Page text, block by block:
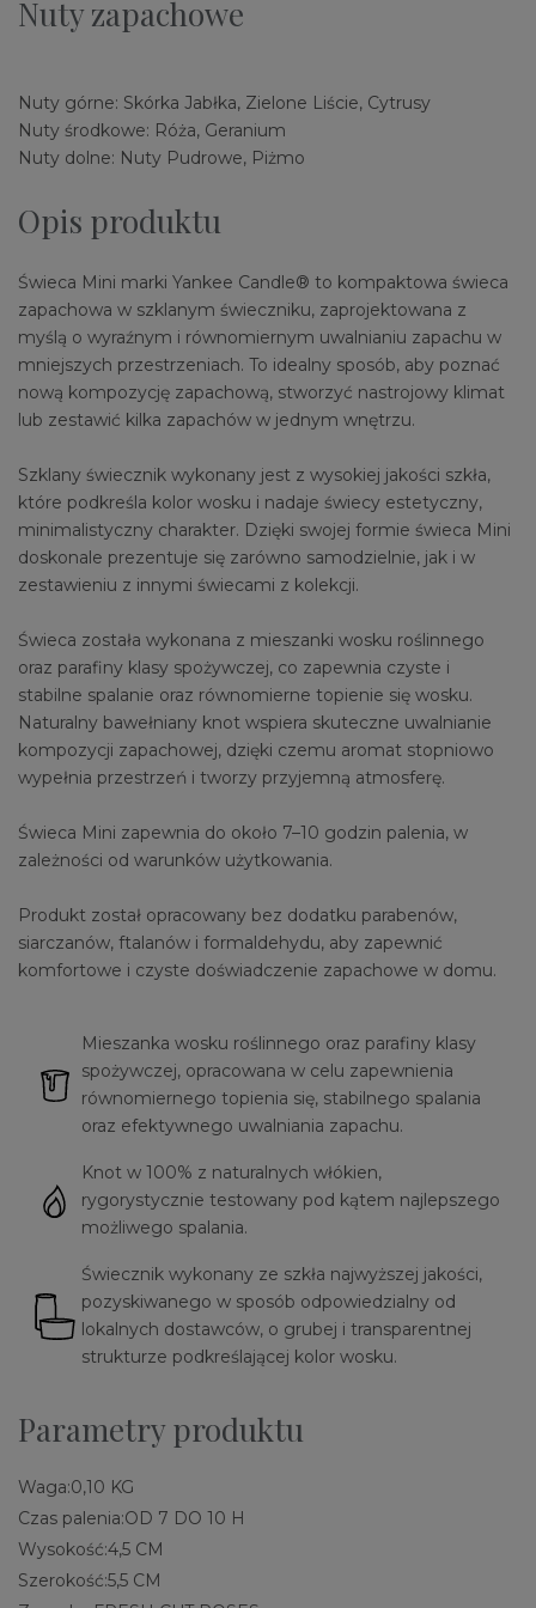
Nuty zapachowe
Nuty górne: Skórka Jabłka, Zielone Liście, Cytrusy
Nuty środkowe: Róża, Geranium
Nuty dolne: Nuty Pudrowe, Piżmo
Opis produktu
Świeca Mini marki Yankee Candle® to kompaktowa świeca
zapachowa w szklanym świeczniku, zaprojektowana z
myślą o wyraźnym i równomiernym uwalnianiu zapachu w
mniejszych przestrzeniach. To idealny sposób, aby poznać
nową kompozycję zapachową, stworzyć nastrojowy klimat
lub zestawić kilka zapachów w jednym wnętrzu.
Szklany świecznik wykonany jest z wysokiej jakości szkła,
które podkreśla kolor wosku i nadaje świecy estetyczny,
minimalistyczny charakter. Dzięki swojej formie świeca Mini
doskonale prezentuje się zarówno samodzielnie, jak i w
zestawieniu z innymi świecami z kolekcji.
Świeca została wykonana z mieszanki wosku roślinnego
oraz parafiny klasy spożywczej, co zapewnia czyste i
stabilne spalanie oraz równomierne topienie się wosku.
Naturalny bawełniany knot wspiera skuteczne uwalnianie
kompozycji zapachowej, dzięki czemu aromat stopniowo
wypełnia przestrzeń i tworzy przyjemną atmosferę.
Świeca Mini zapewnia do około 7–10 godzin palenia, w
zależności od warunków użytkowania.
Produkt został opracowany bez dodatku parabenów,
siarczanów, ftalanów i formaldehydu, aby zapewnić
komfortowe i czyste doświadczenie zapachowe w domu.
Mieszanka wosku roślinnego oraz parafiny klasy
spożywczej, opracowana w celu zapewnienia
równomiernego topienia się, stabilnego spalania
oraz efektywnego uwalniania zapachu.
Knot w 100% z naturalnych włókien,
rygorystycznie testowany pod kątem najlepszego
możliwego spalania.
Świecznik wykonany ze szkła najwyższej jakości,
pozyskiwanego w sposób odpowiedzialny od
lokalnych dostawców, o grubej i transparentnej
strukturze podkreślającej kolor wosku.
Parametry produktu
Waga:0,10 KG
Czas palenia:OD 7 DO 10 H
Wysokość:4,5 CM
Szerokość:5,5 CM